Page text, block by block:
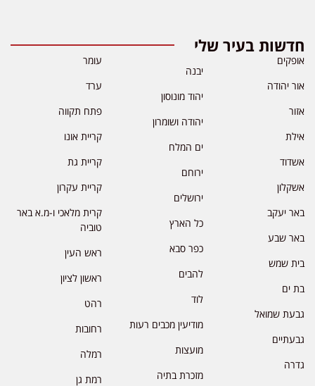
חדשות בעיר שלי
אופקים
אור יהודה
אזור
אילת
אשדוד
אשקלון
באר יעקב
באר שבע
בית שמש
בת ים
גבעת שמואל
גבעתיים
גדרה
יבנה
יהוד מונוסון
יהודה ושומרון
ים המלח
ירוחם
ירושלים
כל הארץ
כפר סבא
להבים
לוד
מודיעין מכבים רעות
מועצות
מזכרת בתיה
עומר
ערד
פתח תקווה
קריית אונו
קריית גת
קריית עקרון
קרית מלאכי ו-מ.א באר
טוביה
ראש העין
ראשון לציון
רהט
רחובות
רמלה
רמת גן